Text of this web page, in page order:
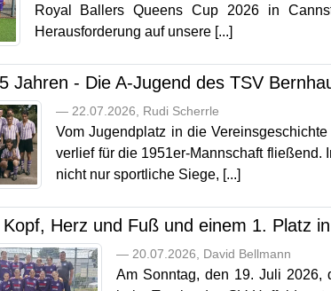
Royal Ballers Queens Cup 2026 in
Herausforderung auf unsere [...]
Jahren - Die A-Jugend des TSV
— 22.07.2026, Rudi Scherrle
Vom Jugendplatz in die
verlief für die 1951er-Mannschaft fließend.
nicht nur sportliche Siege, [...]
Herz und Fuß und einem 1. Platz
— 20.07.2026, David Bellmann
Am Sonntag, den 19. Juli 2026,